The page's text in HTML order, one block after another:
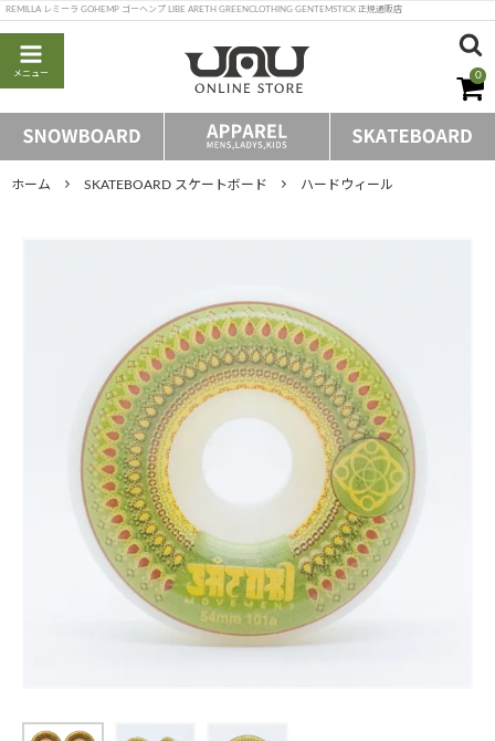
REMILLA レミーラ GOHEMP ゴーヘンプ LIBE ARETH GREENCLOTHING GENTEMSTICK 正規通販店
メニュー 0
ホーム SKATEBOARD スケートボード ハードウィール